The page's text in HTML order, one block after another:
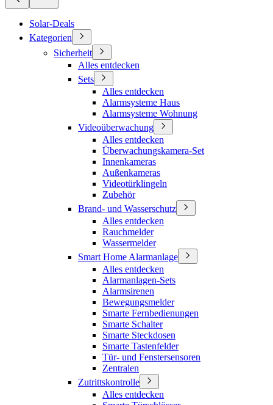
Solar-Deals
Kategorien
Sicherheit
Alles entdecken
Sets
Alles entdecken
Alarmsysteme Haus
Alarmsysteme Wohnung
Videoüberwachung
Alles entdecken
Überwachungskamera-Set
Innenkameras
Außenkameras
Videotürklingeln
Zubehör
Brand- und Wasserschutz
Alles entdecken
Rauchmelder
Wassermelder
Smart Home Alarmanlage
Alles entdecken
Alarmanlagen-Sets
Alarmsirenen
Bewegungsmelder
Smarte Fernbedienungen
Smarte Schalter
Smarte Steckdosen
Smarte Tastenfelder
Tür- und Fenstersensoren
Zentralen
Zutrittskontrolle
Alles entdecken